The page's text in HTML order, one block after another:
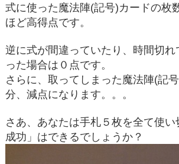
式に使った魔法陣(記号)カードの枚
ほど高得点です。
逆に式が間違っていたり、時間切
った場合は０点です。
さらに、取ってしまった魔法陣(記
分、減点になります。。。
さあ、あなたは手札５枚を全て使
成功」はできるでしょうか？